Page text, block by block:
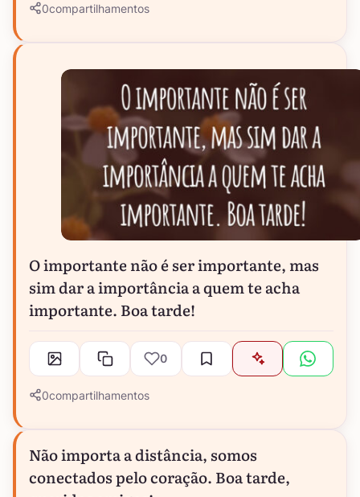
0compartilhamentos
O importante não é ser importante, mas
sim dar a importância a quem te acha
importante. Boa tarde!
0
0compartilhamentos
Não importa a distância, somos
conectados pelo coração. Boa tarde,